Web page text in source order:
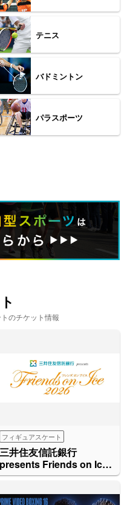
テニス
バドミントン
パラスポーツ
のチケット情報
三井住友信託銀行
presents Friends on Ice
フィギュアスケート